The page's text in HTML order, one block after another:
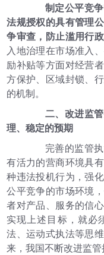
制定公平竞
法规授权的具有管理
争审查，防止滥用行
入地治理在市场准入
励补贴等方面对经营
方保护、区域封锁、
的机制。
二、改进监
理、稳定的预期
完善的监管执
有活力的营商环境具
种违法投机行为，强
公平竞争的市场环境
者对产品、服务的信
实现上述目标，就必
法、运动式执法等思
来，我国不断改进监管